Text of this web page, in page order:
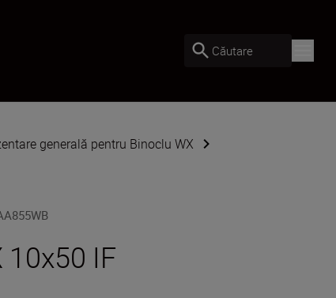
Căutare
generală pentru Binoclu WX
10x50 IF